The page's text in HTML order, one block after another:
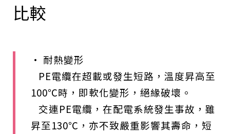
比較
• 耐熱變形
PE電纜在超載或發生短路，溫度昇高至
100℃時，即軟化變形，絕緣破壞。
交連PE電纜，在配電系統發生事故，雖
昇至130℃，亦不致嚴重影響其壽命，短